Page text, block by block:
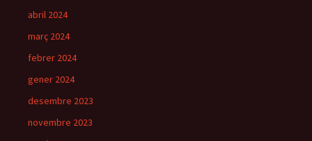
abril 2024
març 2024
febrer 2024
gener 2024
desembre 2023
novembre 2023